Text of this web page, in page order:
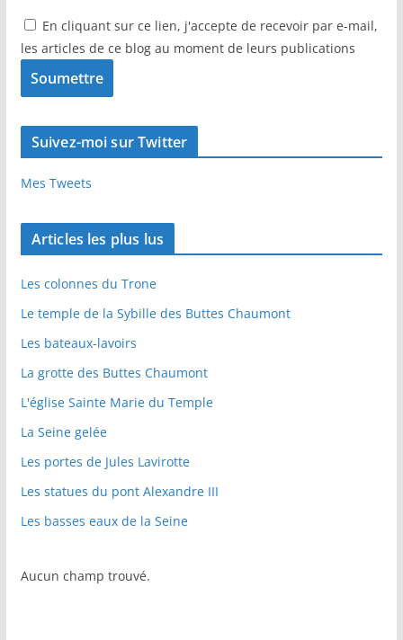
En cliquant sur ce lien, j'accepte de recevoir par e-mail,
les articles de ce blog au moment de leurs publications
Suivez-moi sur Twitter
Mes Tweets
Articles les plus lus
Les colonnes du Trone
Le temple de la Sybille des Buttes Chaumont
Les bateaux-lavoirs
La grotte des Buttes Chaumont
L'église Sainte Marie du Temple
La Seine gelée
Les portes de Jules Lavirotte
Les statues du pont Alexandre III
Les basses eaux de la Seine
Aucun champ trouvé.